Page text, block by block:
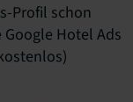
Profil schon
Hotel Ads